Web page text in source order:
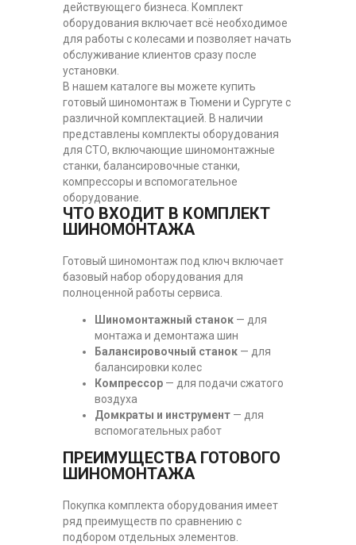
действующего бизнеса. Комплект
оборудования включает всё необходимое
для работы с колесами и позволяет начать
обслуживание клиентов сразу после
установки.
В нашем каталоге вы можете купить
готовый шиномонтаж в Тюмени и Сургуте с
различной комплектацией. В наличии
представлены комплекты оборудования
для СТО, включающие шиномонтажные
станки, балансировочные станки,
компрессоры и вспомогательное
оборудование.
ЧТО ВХОДИТ В КОМПЛЕКТ
ШИНОМОНТАЖА
Готовый шиномонтаж под ключ включает
базовый набор оборудования для
полноценной работы сервиса.
Шиномонтажный станок — для
монтажа и демонтажа шин
Балансировочный станок — для
балансировки колес
Компрессор — для подачи сжатого
воздуха
Домкраты и инструмент — для
вспомогательных работ
ПРЕИМУЩЕСТВА ГОТОВОГО
ШИНОМОНТАЖА
Покупка комплекта оборудования имеет
ряд преимуществ по сравнению с
подбором отдельных элементов.